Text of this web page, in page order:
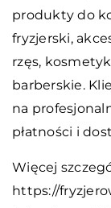
produkty do
fryzjerski,
rzęs,
barberskie.
na
płatności i
Więcej
https://